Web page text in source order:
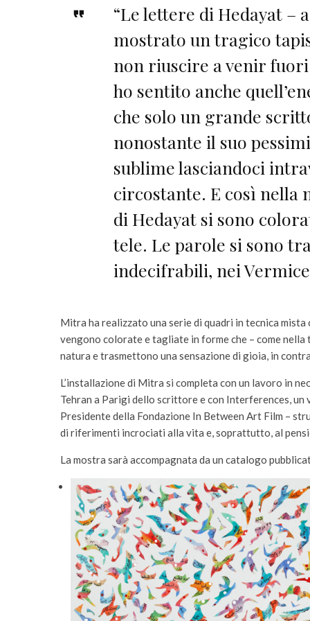
“Le lettere di Hedayat –
mostrato un tragico
non riuscire a venir
ho sentito anche
che solo un grande
nonostante il suo
sublime lasciandoci
circostante. E così nella
di Hedayat si sono
tele. Le parole si sono
indecifrabili, nei
Mitra ha realizzato una serie di quadri in tecnica
vengono colorate e tagliate in forme che – come
natura e trasmettono una sensazione di gioia, in
L’installazione di Mitra si completa con un lavoro in
Tehran a Parigi dello scrittore e con Interferences,
Presidente della Fondazione In Between Art Film –
di riferimenti incrociati alla vita e, soprattutto, al
La mostra sarà accompagnata da un catalogo